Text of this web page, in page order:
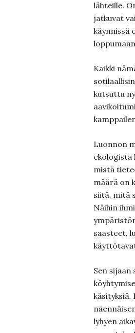
lähteille.
jatkuvat
käynnissä
Kaikki
kutsuttu
Luonnon
ekologista
mistä
määrä on
siitä, mitä
Näihin
saasteet,
Sen
lyhyen